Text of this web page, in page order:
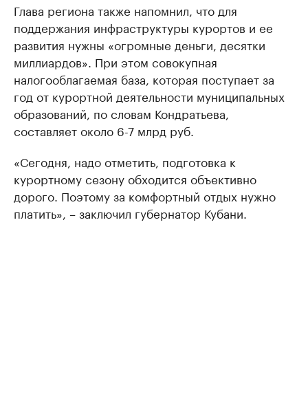
Глава региона также напомнил, что для
поддержания инфраструктуры курортов и ее
развития нужны «огромные деньги, десятки
миллиардов». При этом совокупная
налогооблагаемая база, которая поступает за
год от курортной деятельности муниципальных
образований, по словам Кондратьева,
составляет около 6-7 млрд руб.
«Сегодня, надо отметить, подготовка к
курортному сезону обходится объективно
дорого. Поэтому за комфортный отдых нужно
платить», – заключил губернатор Кубани.